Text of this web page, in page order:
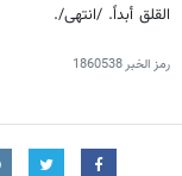
القلق أبداً. /انتهى/.
رمز الخبر1860538